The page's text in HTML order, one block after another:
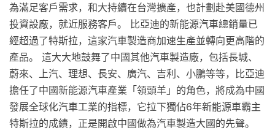
為滿足客戶需求，和大持續在台灣擴產，也計劃赴美國德州
投資設廠，就近服務客戶。 比亞迪的新能源汽車總銷量已
經超過了特斯拉，這家汽車製造商加速生產並轉向更高階的
產品。 這大大地鼓舞了中國其他汽車製造廠，包括長城、
蔚來、上汽、理想、長安、廣汽、吉利、小鵬等等，比亞迪
擔任了中國新能源汽車產業「領頭羊」的角色，將成為中國
發展全球化汽車工業的指標，它拉下獨佔6年新能源車霸主
特斯拉的成績，正是開啟中國做為汽車製造大國的先聲。